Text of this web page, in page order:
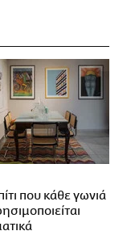
που κάθε γωνιά